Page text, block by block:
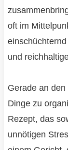
oft im
und
Gerade an
Dinge zu
Rezept, das
unnötigen